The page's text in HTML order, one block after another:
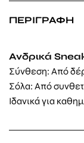
ΠΕΡΙΓΡΑΦΉ
Ανδρικά
Σύνθεση: Από
Σόλα: Από
Ιδανικά για